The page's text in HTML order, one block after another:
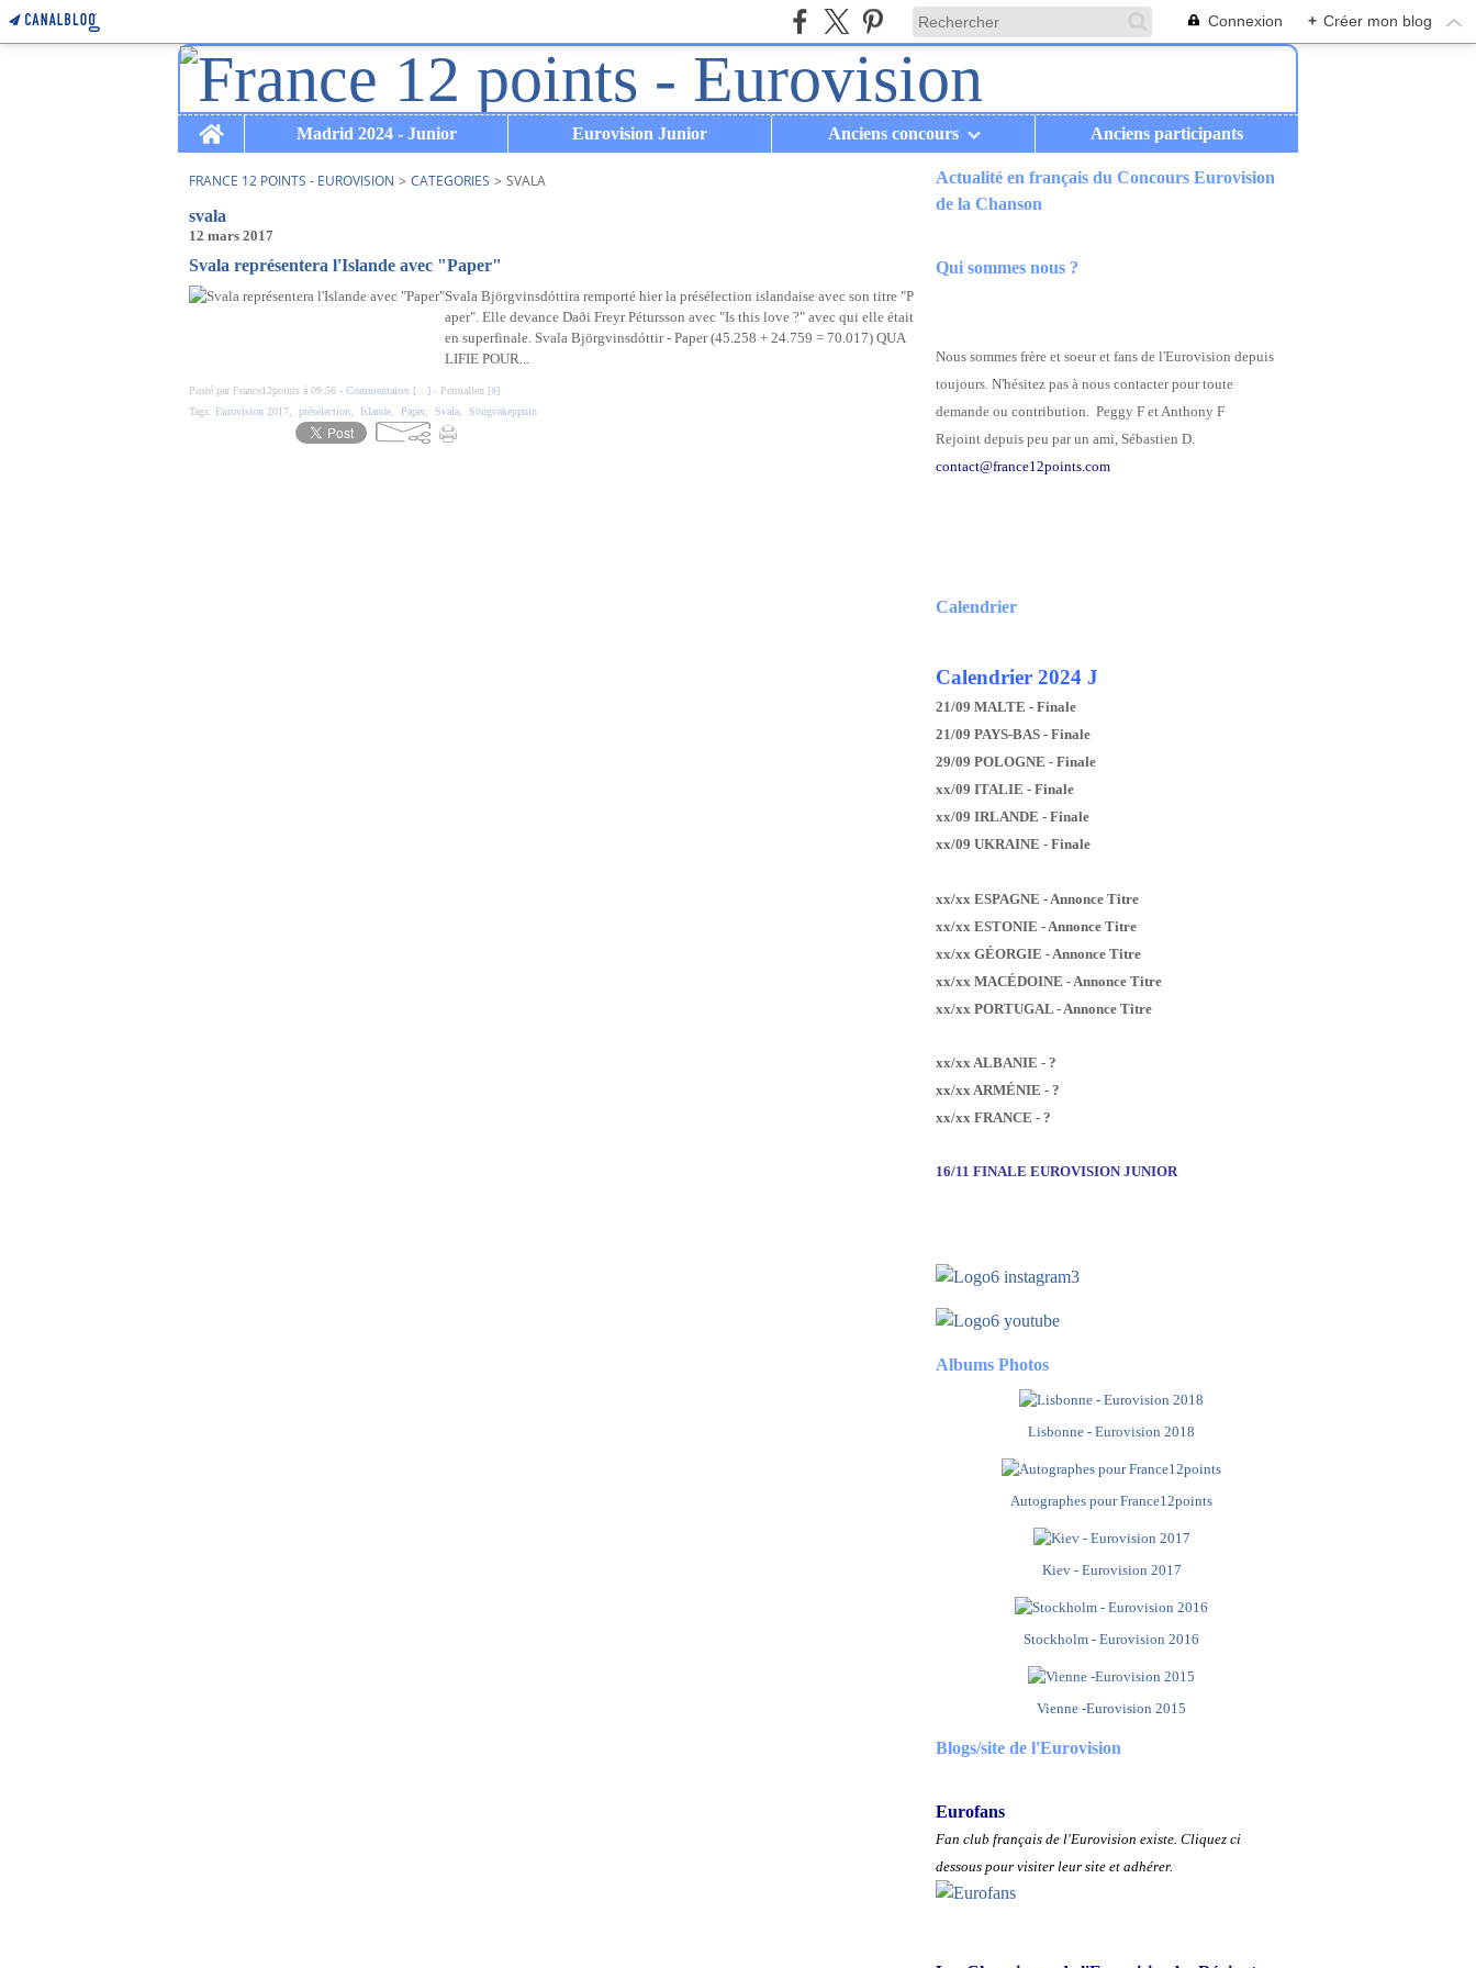
Connexion + Créer mon blog
Home
Madrid 2024 - Junior Eurovision Junior Anciens concours Anciens participants
FRANCE 12 POINTS - EUROVISION > CATEGORIES > SVALA
svala
12 mars 2017
Svala représentera l'Islande avec "Paper"
Svala Björgvinsdóttira remporté hier la présélection islandaise avec son titre "P
aper". Elle devance Daði Freyr Pétursson avec "Is this love ?" avec qui elle était
en superfinale. Svala Björgvinsdóttir - Paper (45.258 + 24.759 = 70.017) QUA
LIFIE POUR...
Posté par France12points à 09:56 - Commentaires [ ] - Permalien [#]
Tags: Eurovision 2017 présélection Islande Paper Svala Söngvakeppnin
Actualité en français du Concours Eurovision
de la Chanson
Qui sommes nous ?
Nous sommes frère et soeur et fans de l'Eurovision depuis
toujours. N'hésitez pas à nous contacter pour toute
demande ou contribution. Peggy F et Anthony F
Rejoint depuis peu par un ami, Sébastien D.
contact@france12points.com
Calendrier
Calendrier 2024 J
21/09 MALTE - Finale
21/09 PAYS-BAS - Finale
29/09 POLOGNE - Finale
xx/09 ITALIE - Finale
xx/09 IRLANDE - Finale
xx/09 UKRAINE - Finale
xx/xx ESPAGNE - Annonce Titre
xx/xx ESTONIE - Annonce Titre
xx/xx GÉORGIE - Annonce Titre
xx/xx MACÉDOINE - Annonce Titre
xx/xx PORTUGAL - Annonce Titre
xx/xx ALBANIE - ?
xx/xx ARMÉNIE - ?
xx/xx FRANCE - ?
16/11 FINALE EUROVISION JUNIOR
Albums Photos
Lisbonne - Eurovision 2018
Autographes pour France12points
Kiev - Eurovision 2017
Stockholm - Eurovision 2016
Vienne -Eurovision 2015
Blogs/site de l'Eurovision
Eurofans
Fan club français de l'Eurovision existe. Cliquez ci
dessous pour visiter leur site et adhérer.